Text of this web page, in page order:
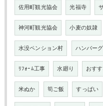
佐用町観光協会 光福寺
神河町観光協会 小麦の奴隷
水没ペンション村 ハンバーグ
ﾘﾌｫｰﾑ工事 水廻り おす
米ぬか 筍ご飯 すっぱい